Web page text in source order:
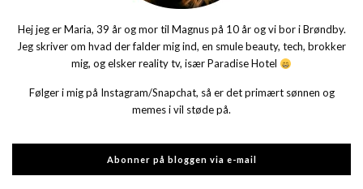
Hej jeg er Maria, 39 år og mor til Magnus på 10 år og vi bor i Brøndby.
Jeg skriver om hvad der falder mig ind, en smule beauty, tech, brokker
mig, og elsker reality tv, især Paradise Hotel
Følger i mig på Instagram/Snapchat, så er det primært sønnen og
memes i vil støde på.
Abonner på bloggen via e-mail